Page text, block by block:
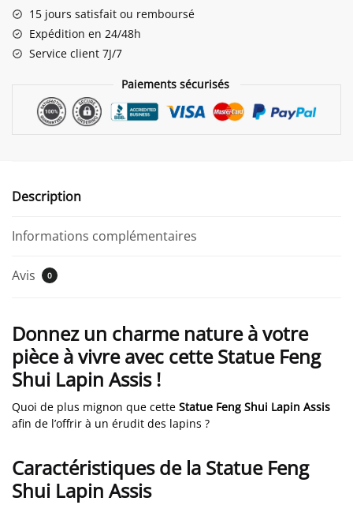
Lapin
Assis
15 jours satisfait ou remboursé
Expédition en 24/48h
Service client 7J/7
Paiements sécurisés
Description
Informations complémentaires
Avis 0
Donnez un charme nature à votre
pièce à vivre avec cette Statue Feng
Shui Lapin Assis !
Quoi de plus mignon que cette Statue Feng Shui Lapin Assis
afin de l’offrir à un érudit des lapins ?
Caractéristiques de la Statue Feng
Shui Lapin Assis